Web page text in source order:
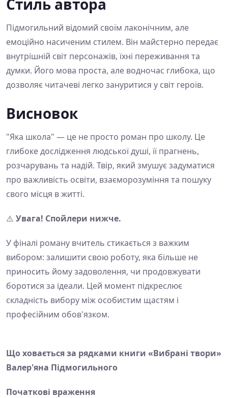
Підмогильний відомий своїм лаконічним, але
емоційно насиченим стилем. Він майстерно передає
внутрішній світ персонажів, їхні переживання та
думки. Його мова проста, але водночас глибока, що
дозволяє читачеві легко зануритися у світ героїв.
Висновок
"Яка школа" — це не просто роман про школу. Це
глибоке дослідження людської душі, її прагнень,
розчарувань та надій. Твір, який змушує задуматися
про важливість освіти, взаєморозуміння та пошуку
свого місця в житті.
⚠️ Увага! Спойлери нижче.
У фіналі роману вчитель стикається з важким
вибором: залишити свою роботу, яка більше не
приносить йому задоволення, чи продовжувати
боротися за ідеали. Цей момент підкреслює
складність вибору між особистим щастям і
професійним обов'язком.
Що ховається за рядками книги «Вибрані твори»
Валер'яна Підмогильного
Початкові враження